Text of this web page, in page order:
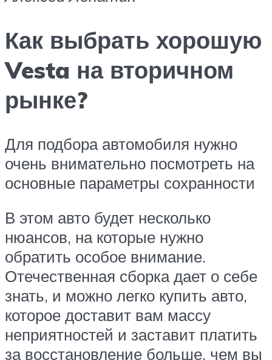
Как выбрать хорошую
Vesta на вторичном
рынке?
Для подбора автомобиля нужно
очень внимательно посмотреть на
основные параметры сохранности
В этом авто будет несколько
нюансов, на которые нужно
обратить особое внимание.
Отечественная сборка дает о себе
знать, и можно легко купить авто,
которое доставит вам массу
неприятностей и заставит платить
за восстановление больше, чем вы